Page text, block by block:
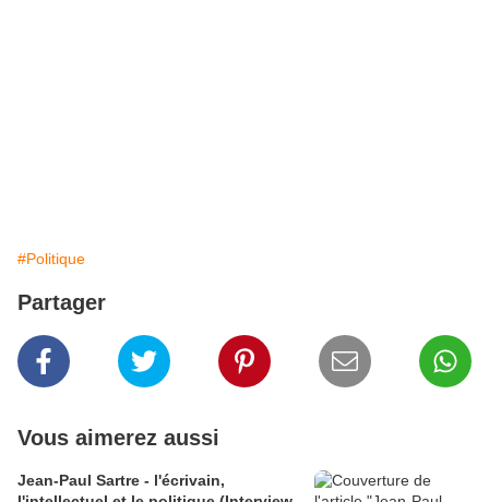
#Politique
Partager
Vous aimerez aussi
Jean-Paul Sartre - l'écrivain,